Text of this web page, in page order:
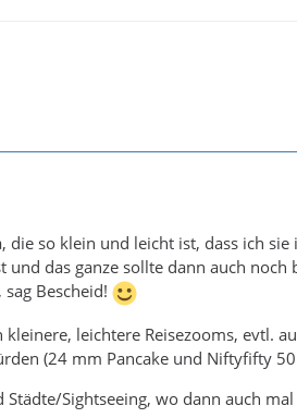
die so klein und leicht ist, dass ich
das ganze sollte dann auch
Bescheid!
leichtere Reisezooms, evtl.
(24 mm Pancake und Niftyfifty
Sightseeing, wo dann auch